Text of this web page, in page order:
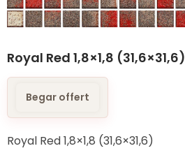
Royal Red 1,8×1,8 (31,6×31,6)
Begar offert
Royal Red 1,8×1,8 (31,6×31,6)